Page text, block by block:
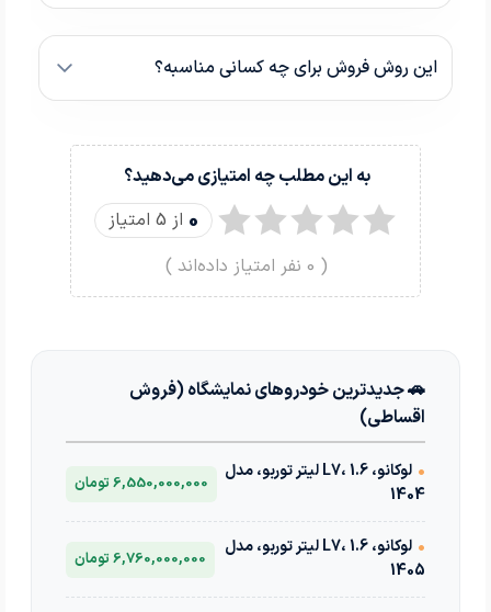
این روش فروش برای چه کسانی مناسبه؟
به این مطلب چه امتیازی می‌دهید؟
0 از 5 امتیاز
(
0 نفر امتیاز داده‌اند )
🚗 جدیدترین خودروهای نمایشگاه (فروش
اقساطی)
•
لوکانو، L7، 1.6 لیتر توربو، مدل
1404
6,550,000,000 تومان
•
لوکانو، L7، 1.6 لیتر توربو، مدل
1405
6,760,000,000 تومان